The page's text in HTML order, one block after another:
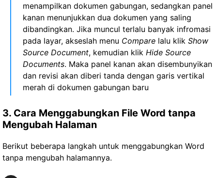
menampilkan dokumen gabungan, sedangkan panel
kanan menunjukkan dua dokumen yang saling
dibandingkan. Jika muncul terlalu banyak infromasi
pada layar, akseslah menu Comparelalu klik Show
Source Document, kemudian klik Hide Source
Documents. Maka panel kanan akan disembunyikan
dan revisi akan diberi tanda dengan garis vertikal
merah di dokumen gabungan baru
3. Cara Menggabungkan File Word tanpa
Mengubah Halaman
Berikut beberapa langkah untuk menggabungkan Word
tanpa mengubah halamannya.